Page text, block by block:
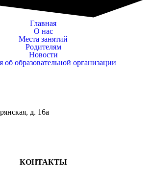
Главная
О нас
Места занятий
Родителям
Новости
об образовательной организации
д. 16а
КОНТАКТЫ